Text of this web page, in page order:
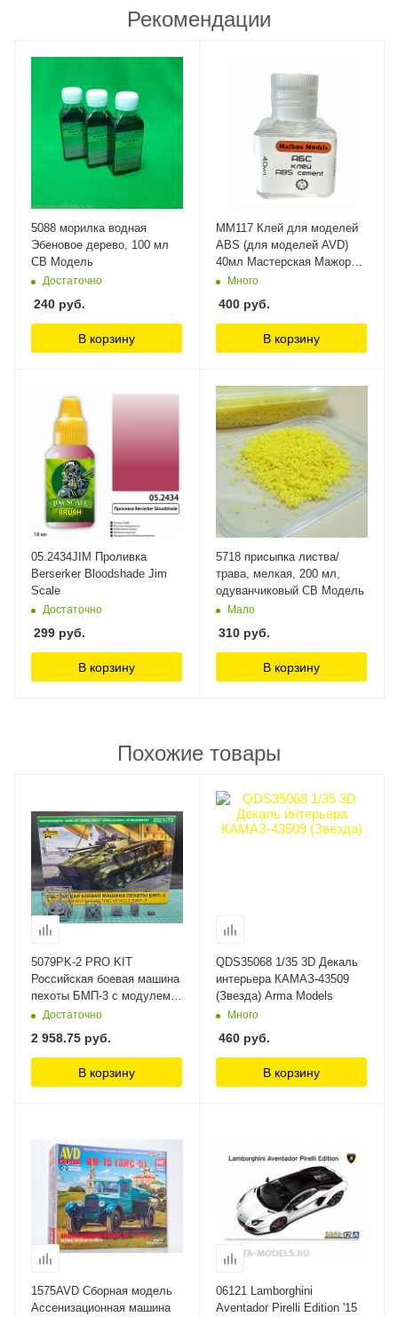
Рекомендации
5088 морилка водная
Эбеновое дерево, 100 мл
СВ Модель
Достаточно
240 руб.
В корзину
MM117 Клей для моделей
ABS (для моделей AVD)
40мл Мастерская Мажор
Моделс
Много
400 руб.
В корзину
05.2434JIM Проливка
Berserker Bloodshade Jim
Scale
Достаточно
299 руб.
В корзину
5718 присыпка листва/
трава, мелкая, 200 мл,
одуванчиковый СВ Модель
Мало
310 руб.
В корзину
Похожие товары
5079PK-2 PRO KIT
Российская боевая машина
пехоты БМП-3 c модулем
Бахча Arma Models
Достаточно
2 958.75 руб.
В корзину
QDS35068 1/35 3D Декаль
интерьера КАМАЗ-43509
(Звезда) Arma Models
Много
460 руб.
В корзину
1575AVD Сборная модель
Ассенизационная машина
06121 Lamborghini
Aventador Pirelli Edition '15